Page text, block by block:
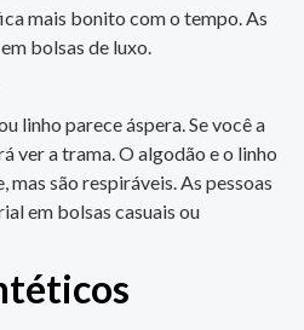
mais bonito com o tempo. As
bolsas de luxo.
linho parece áspera. Se você a
ver a trama. O algodão e o linho
são respiráveis. As pessoas
em bolsas casuais ou